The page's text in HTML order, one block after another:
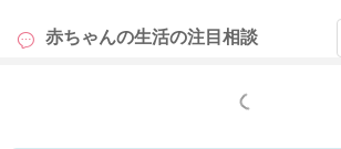
赤ちゃんの生活の注目相談
もっと見る